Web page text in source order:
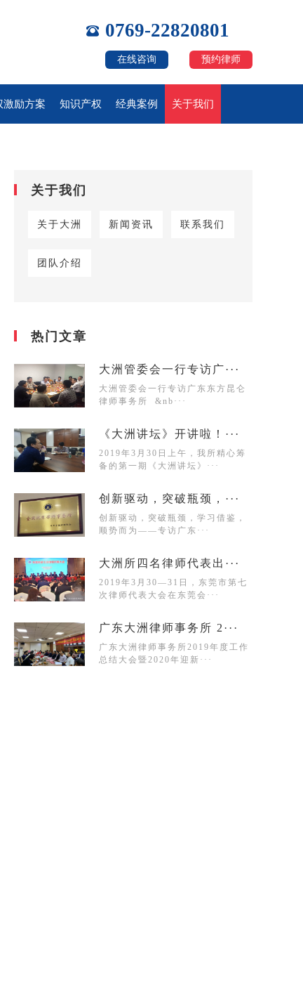
0769-22820801
在线咨询 预约律师
激励方案 知识产权 经典案例 关于我们
关于我们
关于大洲 新闻资讯 联系我们
团队介绍
热门文章
大洲管委会一行专访广···
大洲管委会一行专访广东东方昆仑
律师事务所 &nb···
《大洲讲坛》开讲啦！···
2019年3月30日上午，我所精心筹
备的第一期《大洲讲坛》···
创新驱动，突破瓶颈，···
创新驱动，突破瓶颈，学习借鉴，
顺势而为——专访广东···
大洲所四名律师代表出···
2019年3月30—31日，东莞市第七
次律师代表大会在东莞会···
广东大洲律师事务所 2···
广东大洲律师事务所2019年度工作
总结大会暨2020年迎新···